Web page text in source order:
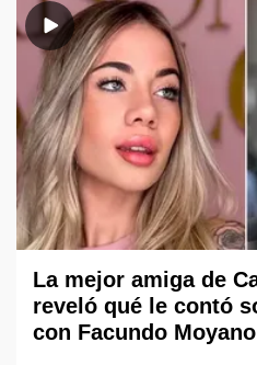
La mejor amiga de
reveló qué le contó
con Facundo Moyano